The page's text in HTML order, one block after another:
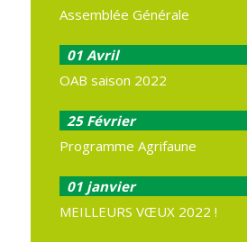
Assemblée Générale
01 Avril
OAB saison 2022
25 Février
Programme Agrifaune
01 janvier
MEILLEURS VŒUX 2022 !